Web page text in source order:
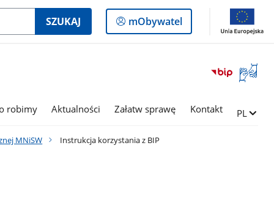
SZUKAJ
Logowanie
do
mObywatel
Otwórz
okno
języka
robimy Aktualności Załatw sprawę Kontakt Zmień
PL
MNiSW Instrukcja korzystania z BIP